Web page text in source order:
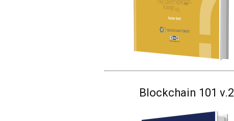
Blockchain 101 v.2